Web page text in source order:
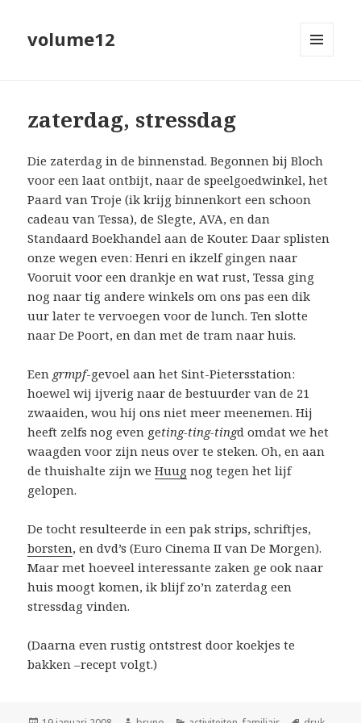
volume12
zaterdag, stressdag
Die zaterdag in de binnenstad. Begonnen bij Bloch
voor een laat ontbijt, naar de speelgoedwinkel, het
Paard van Troje (ik krijg binnenkort een schoon
cadeau van Tessa), de Slegte, AVA, en dan
Standaard Boekhandel aan de Kouter. Daar splisten
onze wegen even: Henri en ikzelf gingen naar
Vooruit voor een drankje en wat rust, Tessa ging
nog naar tig andere winkels om ons pas een dik
uur later te vervoegen voor de lunch. Ten slotte
naar De Poort, en dan met de tram naar huis.
Een grmpf-gevoel aan het Sint-Pietersstation:
hoewel wij ijverig naar de bestuurder van de 21
zwaaiden, wou hij ons niet meer meenemen. Hij
heeft zelfs nog even geting-ting-tingd omdat we het
waagden voor zijn neus over te steken. Oh, en aan
de thuishalte zijn weHuug nog tegen het lijf
gelopen.
De tocht resulteerde in een pak strips, schriftjes,
borsten, en dvd’s (Euro Cinema II van De Morgen).
Maar met hoeveel interessante zaken ge ook naar
huis moogt komen, ik blijf zo’n zaterdag een
stressdag vinden.
(Daarna even rustig ontstrest door koekjes te
bakken –recept volgt.)